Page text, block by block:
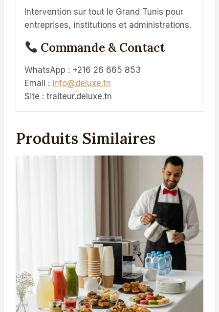
Intervention sur tout le Grand Tunis pour
entreprises, institutions et administrations.
Commande & Contact
WhatsApp : +216 26 665 853
Email : info@deluxe.tn
Site : traiteur.deluxe.tn
Produits Similaires